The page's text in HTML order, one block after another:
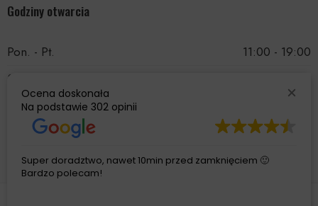
Godziny otwarcia
Pon. - Pt.
11:00 - 19:00
Sobota
Niedziela
Ocena doskonała
Na podstawie 302 opinii
Super doradztwo, nawet 10min przed zamknięciem 🙂
Bardzo polecam!